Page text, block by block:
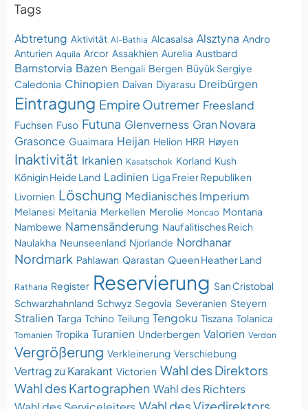
Tags
Abtretung Aktivität Al-Bathia Alcasalsa Alsztyna Andro
Anturien Aquila Arcor Assakhien Aurelia Austbard
Barnstorvia Bazen Bengali Bergen Büyük Sergiye
Caledonia Chinopien Daivan Diyarasu Dreibürgen
Eintragung Empire Outremer Freesland
Fuchsen Fuso Futuna Glenverness Gran Novara
Grasonce Guaimara Heijan Helion HRR Høyen
Inaktivität Irkanien Kasatschok Korland Kush
Königin Heide Land Ladinien Liga Freier Republiken
Livornien Löschung Medianisches Imperium
Melanesi Meltania Merkellen Merolie Moncao Montana
Nambewe Namensänderung Naufalitisches Reich
Naulakha Neunseenland Njorlande Nordhanar
Nordmark Pahlawan Qarastan Queen Heather Land
Ratharia Register Reservierung San Cristobal
Schwarzhahnland Schwyz Segovia Severanien Steyern
Stralien Targa Tchino Teilung Tengoku Tiszana Tolanica
Tomanien Tropika Turanien Underbergen Valorien Verdon
Vergrößerung Verkleinerung Verschiebung
Vertrag zu Karakant Victorien Wahl des Direktors
Wahl des Kartographen Wahl des Richters